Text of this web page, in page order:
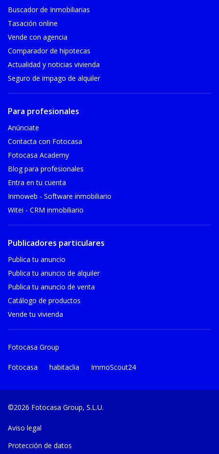
Buscador de Inmobiliarias
Tasación online
Vende con agencia
Comparador de hipotecas
Actualidad y noticias vivienda
Seguro de impago de alquiler
Para profesionales
Anúnciate
Contacta con Fotocasa
Fotocasa Academy
Blog para profesionales
Entra en tu cuenta
Inmoweb - Software inmobiliario
Witei - CRM inmobiliario
Publicadores particulares
Publica tu anuncio
Publica tu anuncio de alquiler
Publica tu anuncio de venta
Catálogo de productos
Vende tu vivienda
Fotocasa Group
Fotocasa habitaclia ImmoScout24
©2026 Fotocasa Group, S.L.U.
Aviso legal
Protección de datos